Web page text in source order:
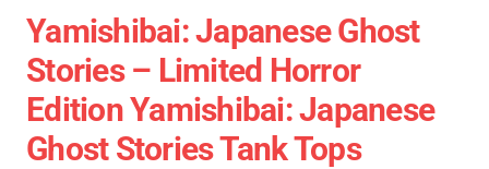
Yamishibai: Japanese Ghost
Stories – Limited Horror
Edition Yamishibai: Japanese
Ghost Stories Tank Tops